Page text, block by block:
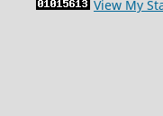
View My